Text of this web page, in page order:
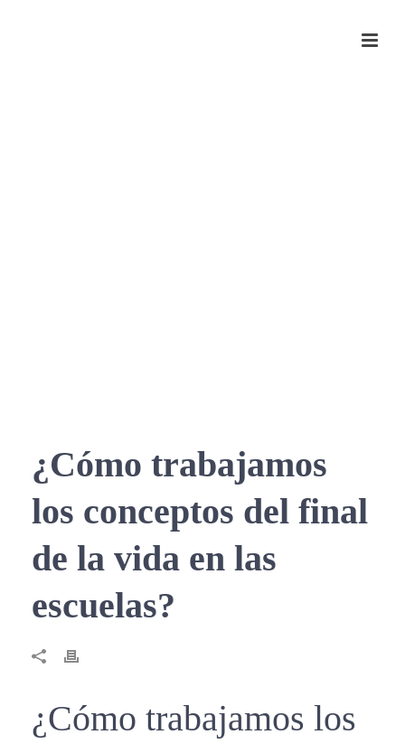
¿Cómo trabajamos
los conceptos del final
de la vida en las
escuelas?
¿Cómo trabajamos los